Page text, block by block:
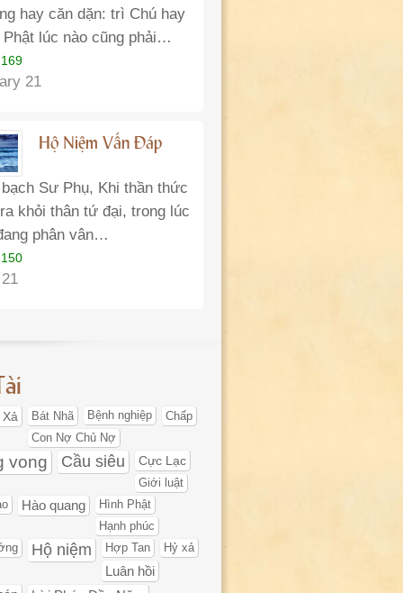
hay căn dặn: trì Chú hay
Phật lúc nào cũng phải…
21
Hộ Niệm Vấn Đáp
Sư Phụ, Khi thần thức
khỏi thân tứ đại, trong lúc
phân vân…
Bát Nhã Bệnh nghiệp Chấp
Con Nợ Chủ Nợ
vong Cầu siêu Cực Lạc
Giới luật
Hào quang
Hình Phật
Hạnh phúc
Hộ niệm Hợp Tan Hỷ xả
Luân hồi